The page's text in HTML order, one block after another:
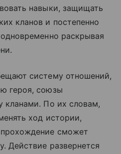
навыки, защищать
кланов и постепенно
раскрывая
систему отношений,
героя, союзы
кланами. По их словам,
ход истории,
сможет
Действие развернется